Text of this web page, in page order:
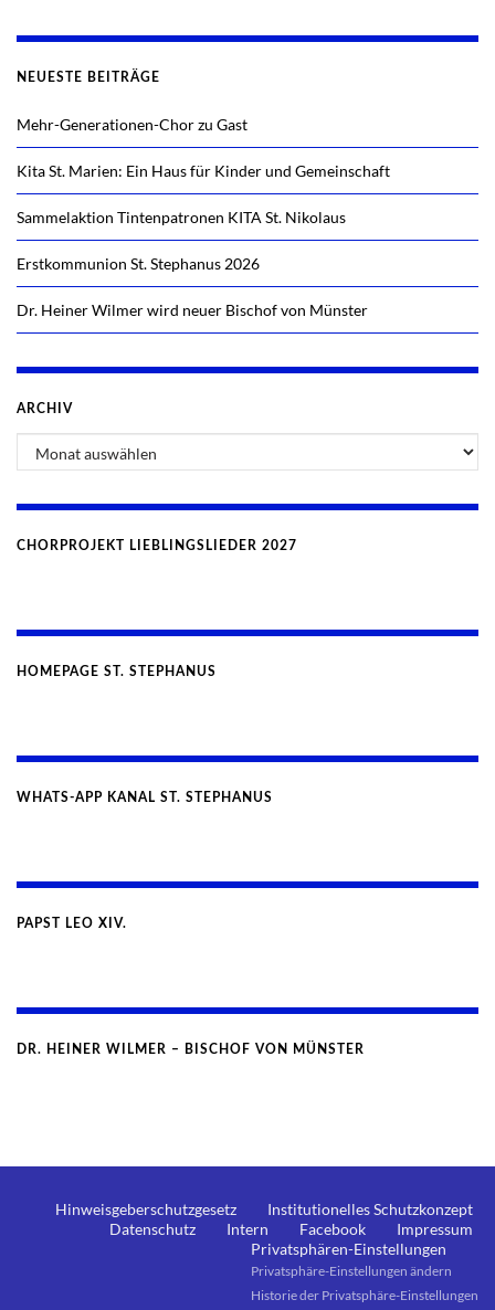
NEUESTE BEITRÄGE
Mehr-Generationen-Chor zu Gast
Kita St. Marien: Ein Haus für Kinder und Gemeinschaft
Sammelaktion Tintenpatronen KITA St. Nikolaus
Erstkommunion St. Stephanus 2026
Dr. Heiner Wilmer wird neuer Bischof von Münster
ARCHIV
CHORPROJEKT LIEBLINGSLIEDER 2027
HOMEPAGE ST. STEPHANUS
WHATS-APP KANAL ST. STEPHANUS
PAPST LEO XIV.
DR. HEINER WILMER – BISCHOF VON MÜNSTER
Hinweisgeberschutzgesetz
Institutionelles Schutzkonzept
Datenschutz
Intern Facebook
Impressum
Privatsphären-Einstellungen
Privatsphäre-Einstellungen ändern
Historie der Privatsphäre-Einstellungen